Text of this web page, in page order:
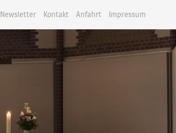
Newsletter Kontakt Anfahrt Impressum